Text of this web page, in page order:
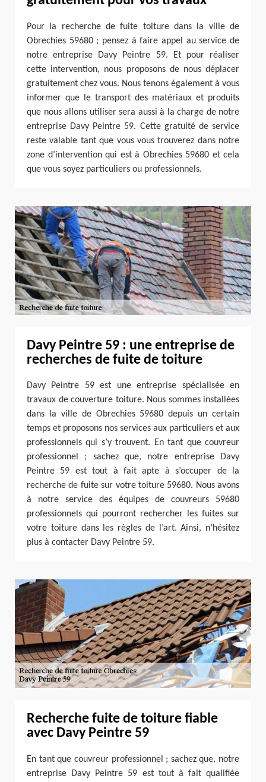
Pour la recherche de fuite toiture dans la ville de
Obrechies 59680 ; pensez à faire appel au service de
notre entreprise Davy Peintre 59. Et pour réaliser
cette intervention, nous proposons de nous déplacer
gratuitement chez vous. Nous tenons également à vous
informer que le transport des matériaux et produits
que nous allons utiliser sera aussi à la charge de notre
entreprise Davy Peintre 59. Cette gratuité de service
reste valable tant que vous vous trouverez dans notre
zone d’intervention qui est à Obrechies 59680 et cela
que vous soyez particuliers ou professionnels.
Davy Peintre 59 : une entreprise de
recherches de fuite de toiture
Davy Peintre 59 est une entreprise spécialisée en
travaux de couverture toiture. Nous sommes installées
dans la ville de Obrechies 59680 depuis un certain
temps et proposons nos services aux particuliers et aux
professionnels qui s’y trouvent. En tant que couvreur
professionnel ; sachez que, notre entreprise Davy
Peintre 59 est tout à fait apte à s’occuper de la
recherche de fuite sur votre toiture 59680. Nous avons
à notre service des équipes de couvreurs 59680
professionnels qui pourront rechercher les fuites sur
votre toiture dans les règles de l’art. Ainsi, n’hésitez
plus à contacter Davy Peintre 59.
Recherche fuite de toiture fiable
avec Davy Peintre 59
En tant que couvreur professionnel ; sachez que, notre
entreprise Davy Peintre 59 est tout à fait qualifiée